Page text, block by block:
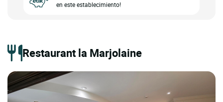
en este establecimiento!
Restaurant la Marjolaine